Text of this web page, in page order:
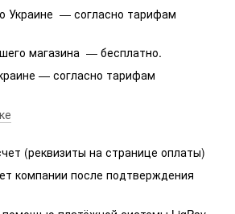
Украине — согласно тарифам
магазина — бесплатно.
— согласно тарифам
(реквизиты на странице оплаты)
компании после подтверждения